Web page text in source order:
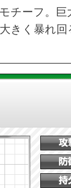
チーフ。
きく暴れ